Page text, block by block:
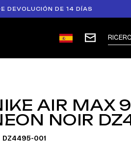
DE 14 DÍAS
AIR MAX
NOIR
DZ4495-001